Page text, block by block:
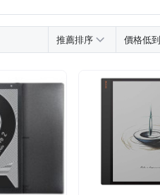
推薦排序 價格低